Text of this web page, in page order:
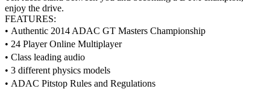
enjoy the drive.
FEATURES:
• Authentic 2014 ADAC GT Masters Championship
• 24 Player Online Multiplayer
• Class leading audio
• 3 different physics models
• ADAC Pitstop Rules and Regulations